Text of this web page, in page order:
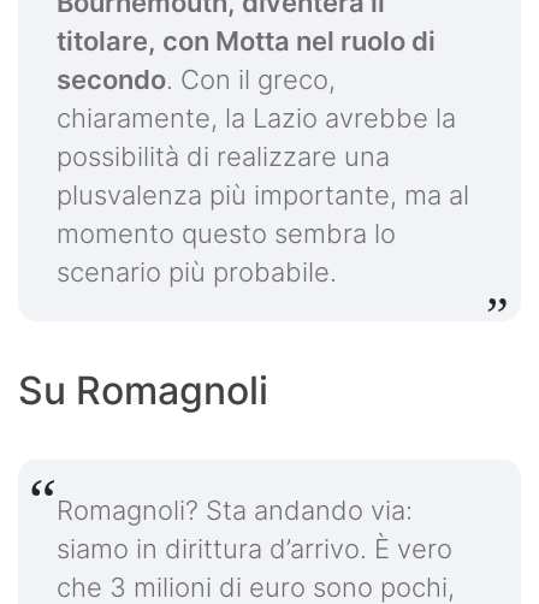
titolare, con Motta nel ruolo di
secondo. Con il greco,
chiaramente, la Lazio avrebbe la
possibilità di realizzare una
plusvalenza più importante, ma al
momento questo sembra lo
scenario più probabile.
Su Romagnoli
Romagnoli? Sta andando via:
siamo in dirittura d’arrivo. È vero
che 3 milioni di euro sono pochi,